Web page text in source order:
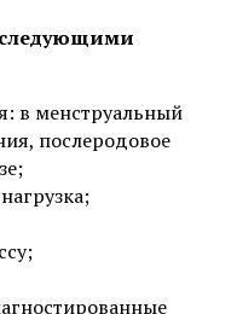
следующими
в менструальный
послеродовое